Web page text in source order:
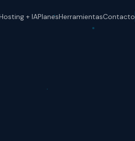
+ IAPlanesHerramientasContacto